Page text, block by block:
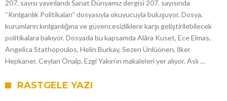
207. sayısı yayınlandı Sanat Dünyamız dergisi 207. sayısında
“Kırılganlık Politikaları” dosyasıyla okuyucuyla buluşuyor. Dosya,
kurumların kırılganlığına ve güvencesizliklere karşı geliştirilebilecek
politikalara bakıyor. Dosyada bu kapsamda Alâra Kuset, Ece Elmas,
Angelica Stathopoulos, Helin Burkay, Sezen Ünlüönen, İlker
Hepkaner, Ceylan Önalp, Ezgi Yakın’ın makaleleri yer alıyor. Aslı …
RASTGELE YAZI